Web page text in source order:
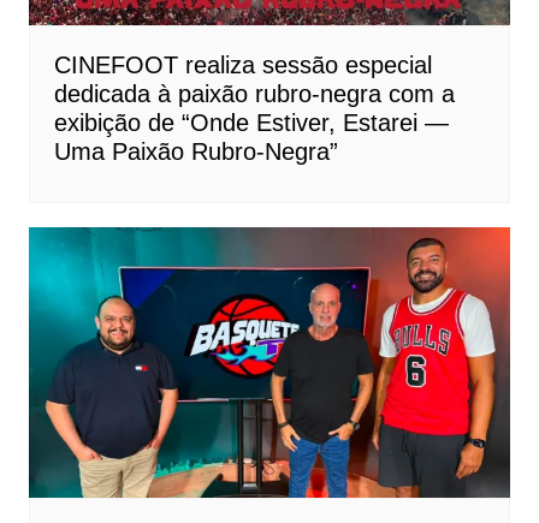
CINEFOOT realiza sessão especial
dedicada à paixão rubro-negra com a
exibição de “Onde Estiver, Estarei —
Uma Paixão Rubro-Negra”